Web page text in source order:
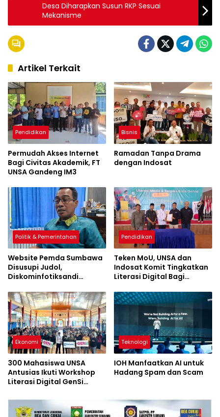
Desa Diharapkan Susun RKP Sesuai
Mekanisme
Artikel Terkait
Pendidikan
Permudah Akses Internet
Bagi Civitas Akademik, FT
UNSA Gandeng IM3
Bisnis
Ramadan Tanpa Drama
dengan Indosat
Politik & Pemerintahan
Website Pemda Sumbawa
Disusupi Judol,
Diskominfotiksandi
Digital
Pendidikan
Teken MoU, UNSA dan
Indosat Komit Tingkatkan
Literasi Digital Bagi
Ekonomi
300 Mahasiswa UNSA
Antusias Ikuti Workshop
Literasi Digital GenSi
Teknologi
IOH Manfaatkan AI untuk
Hadang Spam dan Scam